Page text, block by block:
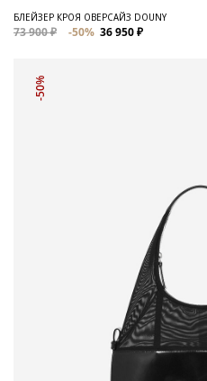
БЛЕЙЗЕР КРОЯ ОВЕРСАЙЗ DOUNY
73 900 ₽ -50% 36 950 ₽
-50%